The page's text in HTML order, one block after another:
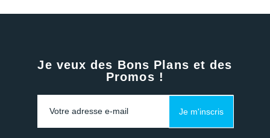
Je veux des Bons Plans et des
Promos !
Je m'inscris